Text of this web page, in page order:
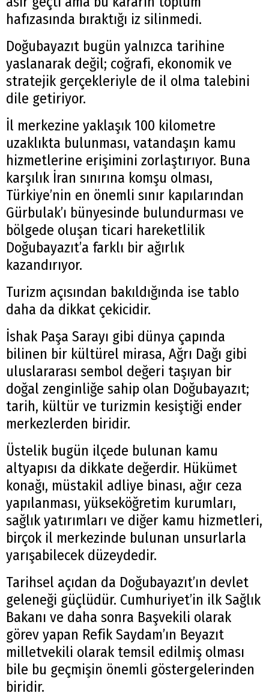
hafızasında bıraktığı iz silinmedi.
Doğubayazıt bugün yalnızca tarihine
yaslanarak değil; coğrafi, ekonomik ve
stratejik gerçekleriyle de il olma talebini
dile getiriyor.
İl merkezine yaklaşık 100 kilometre
uzaklıkta bulunması, vatandaşın kamu
hizmetlerine erişimini zorlaştırıyor. Buna
karşılık İran sınırına komşu olması,
Türkiye’nin en önemli sınır kapılarından
Gürbulak’ı bünyesinde bulundurması ve
bölgede oluşan ticari hareketlilik
Doğubayazıt’a farklı bir ağırlık
kazandırıyor.
Turizm açısından bakıldığında ise tablo
daha da dikkat çekicidir.
İshak Paşa Sarayı gibi dünya çapında
bilinen bir kültürel mirasa, Ağrı Dağı gibi
uluslararası sembol değeri taşıyan bir
doğal zenginliğe sahip olan Doğubayazıt;
tarih, kültür ve turizmin kesiştiği ender
merkezlerden biridir.
Üstelik bugün ilçede bulunan kamu
altyapısı da dikkate değerdir. Hükümet
konağı, müstakil adliye binası, ağır ceza
yapılanması, yükseköğretim kurumları,
sağlık yatırımları ve diğer kamu hizmetleri,
birçok il merkezinde bulunan unsurlarla
yarışabilecek düzeydedir.
Tarihsel açıdan da Doğubayazıt’ın devlet
geleneği güçlüdür. Cumhuriyet’in ilk Sağlık
Bakanı ve daha sonra Başvekili olarak
görev yapan Refik Saydam’ın Beyazıt
milletvekili olarak temsil edilmiş olması
bile bu geçmişin önemli göstergelerinden
biridir.